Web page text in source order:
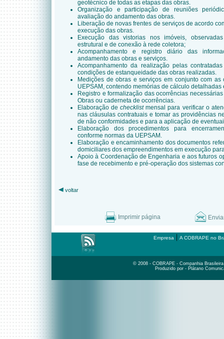
geotécnico de todas as etapas das obras.
Organização e participação de reuniões
avaliação do andamento das obras.
Liberação de novas frentes de serviços de acordo
execução das obras.
Execução das vistorias nos imóveis,
estrutural e de conexão à rede coletora;
Acompanhamento e registro diário das
andamento das obras e serviços.
Acompanhamento da realização pelas
condições de estanqueidade das obras realizadas.
Medições de obras e serviços em conjunto com
UEPSAM, contendo memórias de cálculo
Registro e formalização das ocorrências
Obras ou caderneta de ocorrências.
Elaboração dechecklistmensal para verificar o
nas cláusulas contratuais e tomar as providências
de não conformidades e para a aplicação de
Elaboração dos procedimentos para
conforme normas da UEPSAM.
Elaboração e encaminhamento dos documentos
domiciliares dos empreendimentos em execução
Apoio à Coordenação de Engenharia e aos futuros
fase de recebimento e pré-operação dos sistemas
voltar
Imprimir página
Empresa | A COBRAPE no
© 2008 - COBRAPE - Companhia
Produzido por - Plátano